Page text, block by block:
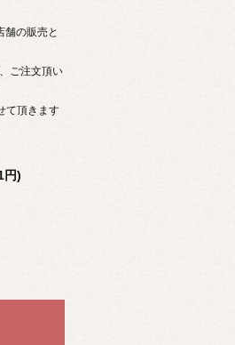
の販売と
ご注文頂い
て頂きます
円)